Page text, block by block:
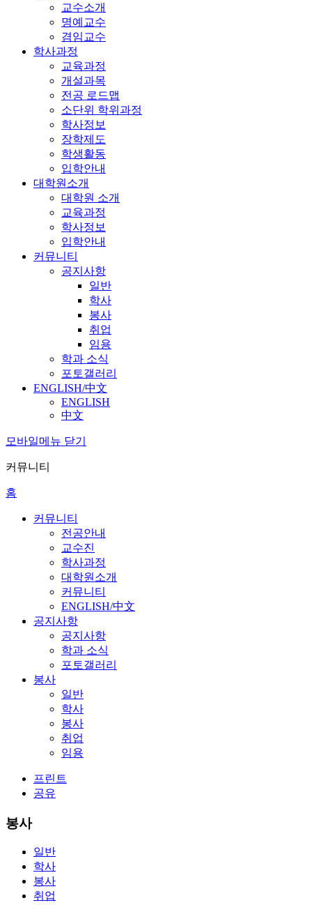
교수소개
명예교수
겸임교수
학사과정
교육과정
개설과목
전공 로드맵
소단위 학위과정
학사정보
장학제도
학생활동
입학안내
대학원소개
대학원 소개
교육과정
학사정보
입학안내
커뮤니티
공지사항
일반
학사
봉사
취업
임용
학과 소식
포토갤러리
ENGLISH/中文
ENGLISH
中文
모바일메뉴 닫기
커뮤니티
홈
커뮤니티
전공안내
교수진
학사과정
대학원소개
커뮤니티
ENGLISH/中文
공지사항
공지사항
학과 소식
포토갤러리
봉사
일반
학사
봉사
취업
임용
프린트
공유
봉사
일반
학사
봉사
취업